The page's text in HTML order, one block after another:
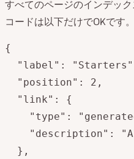
すべてのページのインデッ
コードは以下だけでOKです。
{
"label":
  "position": 2,
  "link": {
"type":
"description":
  },